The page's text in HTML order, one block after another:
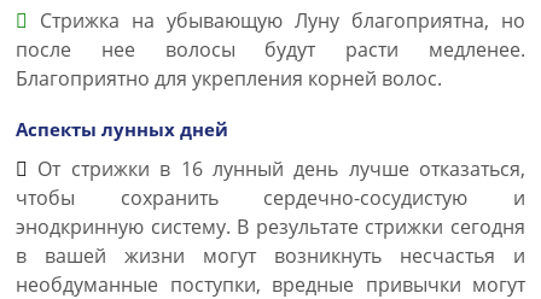
Стрижка на убывающую Луну благоприятна, но
после нее волосы будут расти медленее.
Благоприятно для укрепления корней волос.
Аспекты лунных дней
От стрижки в 16 лунный день лучше отказаться,
чтобы сохранить сердечно-сосудистую и
энодкринную систему. В результате стрижки сегодня
в вашей жизни могут возникнуть несчастья и
необдуманные поступки, вредные привычки могут